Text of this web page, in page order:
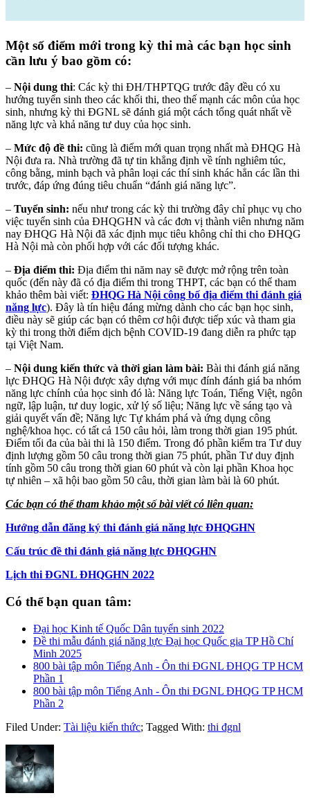
Một số điểm mới trong kỳ thi mà các bạn học sinh
cần lưu ý bao gồm có:
– Nội dung thi: Các kỳ thi ĐH/THPTQG trước đây đều có xu
hướng tuyển sinh theo các khối thi, theo thế mạnh các môn của học
sinh, nhưng kỳ thi ĐGNL sẽ đánh giá một cách tổng quát nhất về
năng lực và khả năng tư duy của học sinh.
– Mức độ đề thi: cũng là điểm mới quan trọng nhất mà ĐHQG Hà
Nội đưa ra. Nhà trường đã tự tin khẳng định về tính nghiêm túc,
công bằng, minh bạch và phân loại các thí sinh khác hẳn các lần thi
trước, đáp ứng đúng tiêu chuẩn “đánh giá năng lực”.
– Tuyển sinh: nếu như trong các kỳ thi trường đây chỉ phục vụ cho
việc tuyển sinh của ĐHQGHN và các đơn vị thành viên nhưng năm
nay ĐHQG Hà Nội đã xác định mục tiêu không chỉ thi cho ĐHQG
Hà Nội mà còn phối hợp với các đối tượng khác.
– Địa điểm thi: Địa điểm thi năm nay sẽ được mở rộng trên toàn
quốc (đến này đã có địa điểm thi trong THPT, các bạn có thể tham
khảo thêm bài viết: ĐHQG Hà Nội công bố địa điểm thi đánh giá
năng lực). Đây là tín hiệu đáng mừng dành cho các bạn học sinh,
điều này sẽ giúp các bạn có thêm cơ hội được tiếp xúc và tham gia
kỳ thi trong thời điểm dịch bệnh COVID-19 đang diễn ra phức tạp
tại Việt Nam.
– Nội dung kiến thức và thời gian làm bài: Bài thi đánh giá năng
lực ĐHQG Hà Nội được xây dựng với mục đính đánh giá ba nhóm
năng lực chính của học sinh đó là: Năng lực Toán, Tiếng Việt, ngôn
ngữ, lập luận, tư duy logic, xử lý số liệu; Năng lực về sáng tạo và
giải quyết vấn đề; Năng lực Tự khám phá và ứng dụng công
nghệ/khoa học. có tất cả 150 câu hỏi, làm trong thời gian 195 phút.
Điểm tối đa của bài thi là 150 điểm. Trong đó phần kiểm tra Tư duy
định lượng gồm 50 câu trong thời gian 75 phút, phần Tư duy định
tính gồm 50 câu trong thời gian 60 phút và còn lại phần Khoa học
tự nhiên – xã hội bao gồm 50 câu, thời gian làm bài là 60 phút.
Các bạn có thể tham khảo một số bài viết có liên quan:
Hướng dẫn đăng ký thi đánh giá năng lực ĐHQGHN
Cấu trúc đề thi đánh giá năng lực ĐHQGHN
Lịch thi ĐGNL ĐHQGHN 2022
Có thể bạn quan tâm:
Đại học Kinh tế Quốc Dân tuyển sinh 2022
Đề thi mẫu đánh giá năng lực Đại học Quốc gia TP Hồ Chí
Minh 2025
800 bài tập môn Tiếng Anh - Ôn thi ĐGNL ĐHQG TP HCM
Phần 1
800 bài tập môn Tiếng Anh - Ôn thi ĐGNL ĐHQG TP HCM
Phần 2
Filed Under: Tài liệu kiến thức; Tagged With: thi đgnl